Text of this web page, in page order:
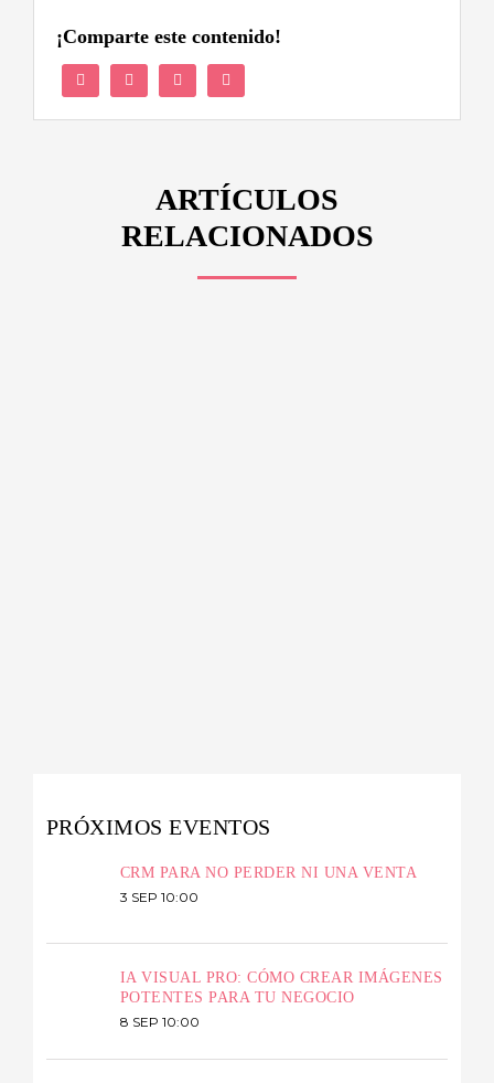
¡Comparte este contenido!
ARTÍCULOS
RELACIONADOS
PRÓXIMOS EVENTOS
CRM PARA NO PERDER NI UNA VENTA
3 SEP 10:00
IA VISUAL PRO: CÓMO CREAR IMÁGENES
POTENTES PARA TU NEGOCIO
8 SEP 10:00